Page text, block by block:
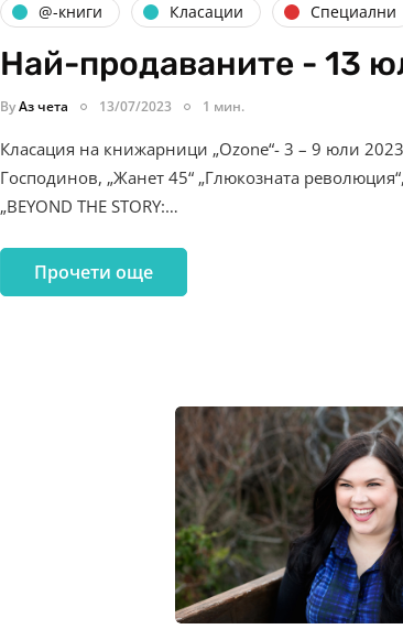
@-книги Класации Специални
Най-продаваните - 13
ByАз чета 13/07/2023 1 мин.
Класация на книжарници „Ozone“- 3 – 9 юли
Господинов, „Жанет 45“ „Глюкозната
„BEYOND THE STORY:…
Прочети още